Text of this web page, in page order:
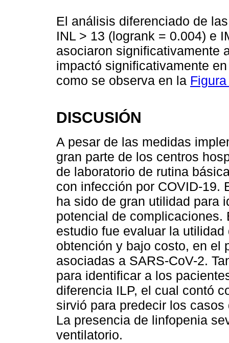
El análisis diferenciado de
INL > 13 (logrank = 0.004) e
asociaron significativamente
impactó significativamente
como se observa en la
DISCUSIÓN
A pesar de las medidas
gran parte de los centros
de laboratorio de rutina
con infección por COVID-19.
ha sido de gran utilidad para
potencial de
estudio fue evaluar la
obtención y bajo costo, en el
asociadas a SARS-CoV-2.
para identificar a los
diferencia ILP, el cual contó
sirvió para predecir los
La presencia de linfopenia
ventilatorio.